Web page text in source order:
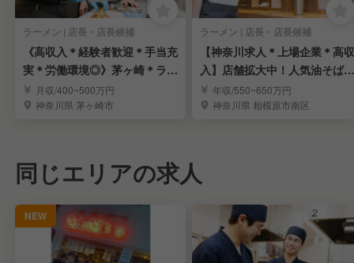
ラーメン | 店長・店長候補
《高収入＊経験者歓迎＊手当充
実＊労働環境◎》茅ヶ崎＊ラー
メンの店長候補募集
月収/400~500万円
神奈川県 茅ヶ崎市
ラーメン | 店長・店長候補
【神奈川求人＊上場企業＊高収
入】店舗拡大中！人気油そば専
門店「元祖油堂」
年収/550~650万円
神奈川県 相模原市南区
同じエリアの求人
NEW